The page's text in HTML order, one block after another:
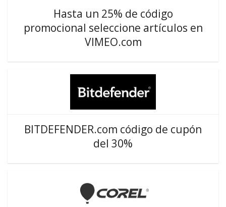
Hasta un 25% de código
promocional seleccione artículos en
VIMEO.com
BITDEFENDER.com código de cupón
del 30%